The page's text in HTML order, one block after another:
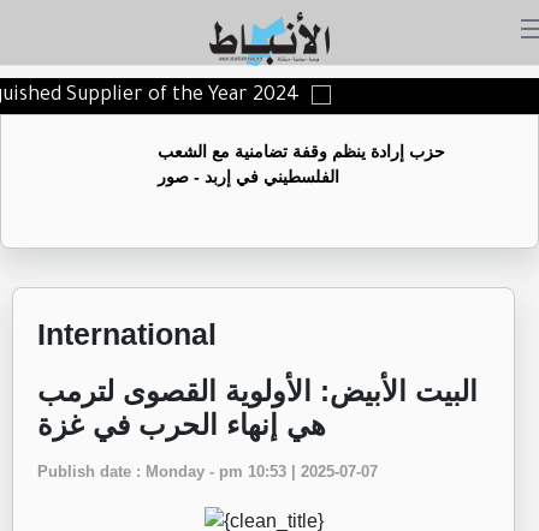
Supplier of the Year 2024
حزب إرادة ينظم وقفة تضامنية مع الشعب
الفلسطيني في إربد - صور
International
البيت الأبيض: الأولوية القصوى لترمب
هي إنهاء الحرب في غزة
Publish date : Monday - pm 10:53 | 2025-07-07